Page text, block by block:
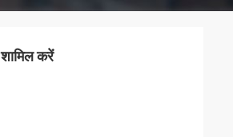
करें